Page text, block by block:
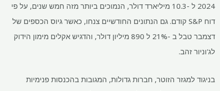
2024 ל -10.3 מיליארד דולר, הנמוכים ביותר מזה חמש שנים, על פי
דוח S&P קודם. גם הנתונים החודשיים צנחו, כאשר גיוס הכספים של
דצמבר טבל ב -21% ל 890 מיליון דולר, והדגיש אקלים מימון הידוק
לג'וניור זהב.
בניגוד למגזר הזוטר, חברות גדולות, המגובות בהכנסות פנימיות